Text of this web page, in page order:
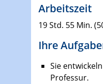
Arbeitszeit
19 Std. 55 Min.
Ihre
Sie
Professur.